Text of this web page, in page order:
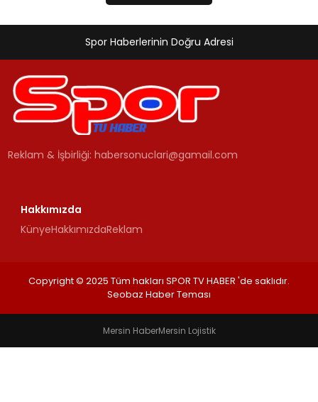
EĞITIM
MAGAZIN
SPOR
Spor Haberlerinin Doğru Adresi
Reklam & İşbirliği:habersonuclari@gamail.com
Hakkımızda
KünyeHakkımızdaReklam
Copyright © 2025 Tüm hakları SPOR TV HABER 'de saklıdır.
Seobaz Haber Teması
Mersin HaberMersin Lojistik